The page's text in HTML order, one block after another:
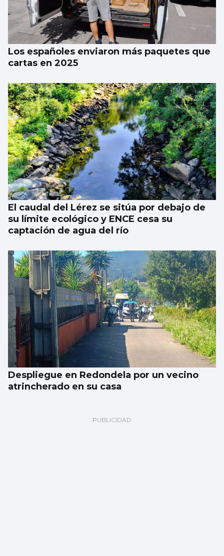
EUROPEO SUB-18
La España de Sandra Martínez arrasa a
Croacia en los octavos
Los españoles enviaron más paquetes que
cartas en 2025
El caudal del Lérez se sitúa por debajo de
su límite ecológico y ENCE cesa su
captación de agua del río
Despliegue en Redondela por un vecino
atrincherado en su casa